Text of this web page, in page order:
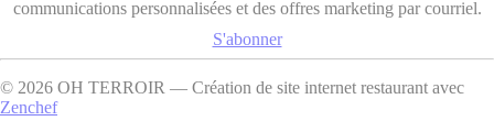
communications personnalisées et des offres marketing par courriel.
S'abonner
© 2026 OH TERROIR — Création de site internet restaurant avec
Zenchef((ouvre une nouvelle fenêtre))